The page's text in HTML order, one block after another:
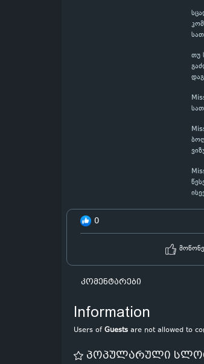
თუ
0
კომენტარები
Information
Users ofGuests are not allowed to
პოპულარული